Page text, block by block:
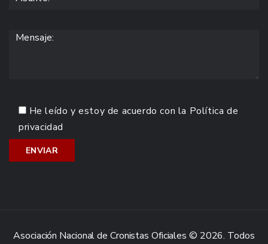
He leído y estoy de acuerdo con la Política de
privacidad
Asociación Nacional de Cronistas Oficiales © 2026. Todos